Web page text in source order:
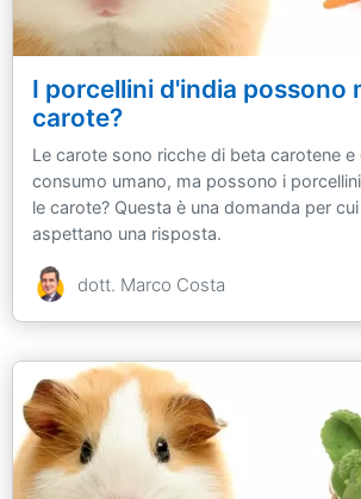
I porcellini d'india possono
carote?
Le carote sono ricche di beta carotene e
consumo umano, ma possono i
le carote? Questa è una domanda per
aspettano una risposta.
dott. Marco Costa